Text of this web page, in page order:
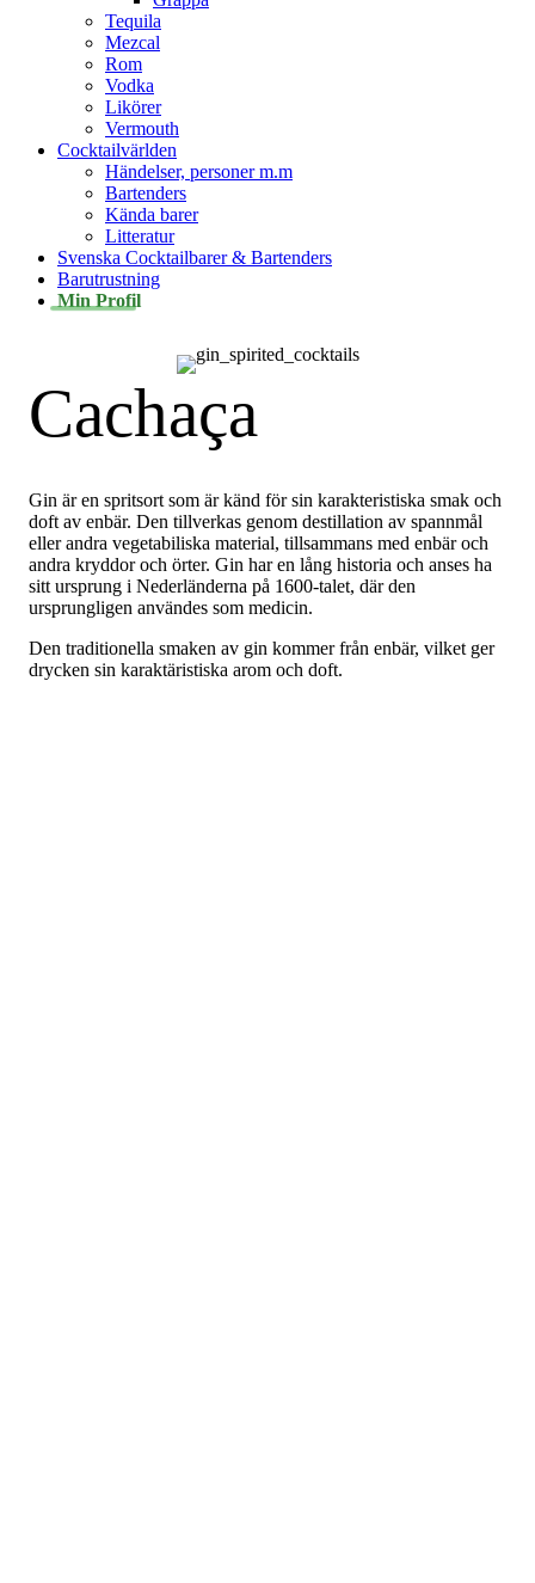
Tequila
Mezcal
Rom
Vodka
Likörer
Vermouth
Cocktailvärlden
Händelser, personer m.m
Bartenders
Kända barer
Litteratur
Svenska Cocktailbarer & Bartenders
Barutrustning
Min Profil
Cachaça
Gin är en spritsort som är känd för sin karakteristiska smak och
doft av enbär. Den tillverkas genom destillation av spannmål
eller andra vegetabiliska material, tillsammans med enbär och
andra kryddor och örter. Gin har en lång historia och anses ha
sitt ursprung i Nederländerna på 1600-talet, där den
ursprungligen användes som medicin.
Den traditionella smaken av gin kommer från enbär, vilket ger
drycken sin karaktäristiska arom och doft.